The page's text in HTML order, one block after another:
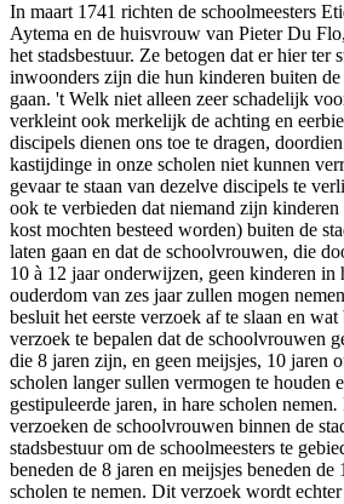
In maart 1741 richten de schoolmeesters
Aytema en de huisvrouw van Pieter Du
het stadsbestuur. Ze betogen dat er hier ter
inwoonders zijn die hun kinderen buiten de
gaan. 't Welk niet alleen zeer schadelijk
verkleint ook merkelijk de achting en
discipels dienen ons toe te dragen,
kastijdinge in onze scholen niet kunnen
gevaar te staan van dezelve discipels te
ook te verbieden dat niemand zijn
kost mochten besteed worden) buiten de
laten gaan en dat de schoolvrouwen, die
10 à 12 jaar onderwijzen, geen kinderen in
ouderdom van zes jaar zullen mogen nemen
besluit het eerste verzoek af te slaan en
verzoek te bepalen dat de schoolvrouwen
die 8 jaren zijn, en geen meijsjes, 10 jaren
scholen langer sullen vermogen te houden
gestipuleerde jaren, in hare scholen nemen.
verzoeken de schoolvrouwen binnen de
stadsbestuur om de schoolmeesters te
beneden de 8 jaren en meijsjes beneden de
scholen te nemen. Dit verzoek wordt echter